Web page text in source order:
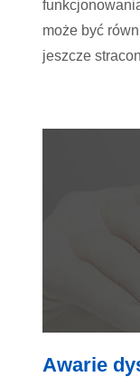
może być
jeszcze
Awarie